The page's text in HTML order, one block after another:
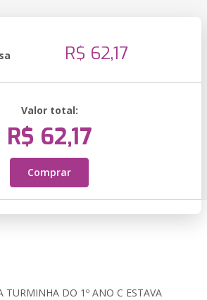
R$ 62,17
Valor total:
R$ 62,17
Comprar
TURMINHA DO 1º ANO C ESTAVA